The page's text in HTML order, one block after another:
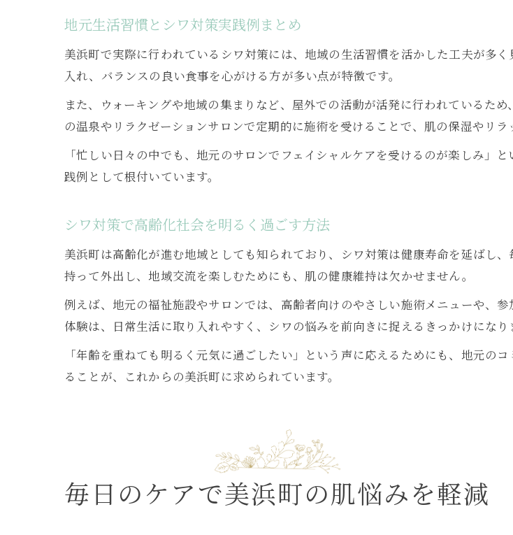
地元生活習慣とシワ対策実践例まとめ
美浜町で実際に行われているシワ対策には、地域の生活習慣を活かした工夫が多
入れ、バランスの良い食事を心がける方が多い点が特徴です。
また、ウォーキングや地域の集まりなど、屋外での活動が活発に行われているた
の温泉やリラクゼーションサロンで定期的に施術を受けることで、肌の保湿やリ
「忙しい日々の中でも、地元のサロンでフェイシャルケアを受けるのが楽しみ」
践例として根付いています。
シワ対策で高齢化社会を明るく過ごす方法
美浜町は高齢化が進む地域としても知られており、シワ対策は健康寿命を延ばし
持って外出し、地域交流を楽しむためにも、肌の健康維持は欠かせません。
例えば、地元の福祉施設やサロンでは、高齢者向けのやさしい施術メニューや、
体験は、日常生活に取り入れやすく、シワの悩みを前向きに捉えるきっかけになり
「年齢を重ねても明るく元気に過ごしたい」という声に応えるためにも、地元の
ることが、これからの美浜町に求められています。
毎日のケアで美浜町の肌悩みを軽減